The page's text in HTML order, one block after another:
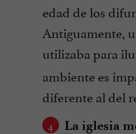
edad de los
Antiguamente,
utilizaba para
ambiente es
diferente al del
La iglesia